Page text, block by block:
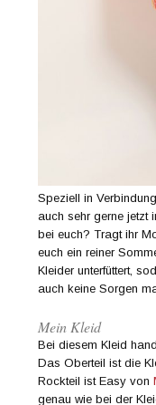
Speziell in
auch sehr gerne jetzt
bei euch? Tragt ihr
euch ein reiner
Kleider unterfüttert,
auch keine Sorgen
Mein Kleid
Bei diesem Kleid
Das Oberteil ist die
Rockteil ist Easy von
genau wie bei der